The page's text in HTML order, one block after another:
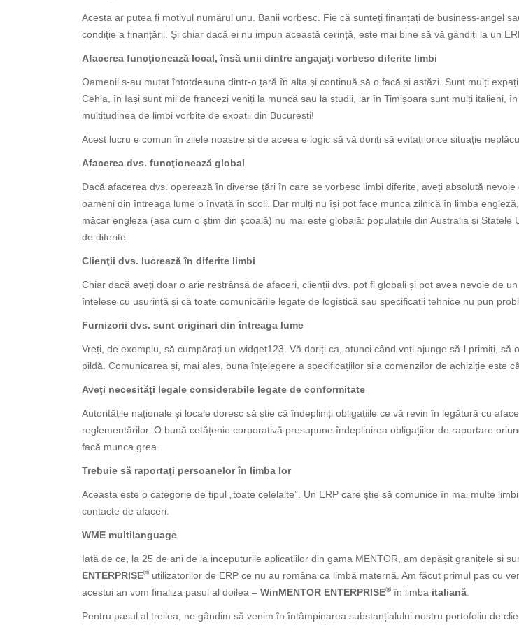
Acesta ar putea fi motivul numărul unu. Banii vorbesc. Fie că sunteți finanțați de business-angel
condiție a finanțării. Și chiar dacă ei nu impun această cerință, este mai bine să vă gândiți la un
Afacerea funcţionează local, însă unii dintre angajaţi vorbesc diferite limbi
Oamenii s-au mutat întotdeauna dintr-o țară în alta și continuă să o facă și astăzi. Sunt mulți
Cehia, în Iași sunt mii de francezi veniți la muncă sau la studii, iar în Timișoara sunt mulți italieni,
multitudinea de limbi vorbite de expații din București!
Acest lucru e comun în zilele noastre și de aceea e logic să vă doriți să evitați orice situație
Afacerea dvs. funcţionează global
Dacă afacerea dvs. operează în diverse țări în care se vorbesc limbi diferite, aveți absolută
oameni din întreaga lume o învață în școli. Dar mulți nu își pot face munca zilnică în limba
măcar engleza (așa cum o știm din școală) nu mai este globală: populațiile din Australia și
de diferite.
Clienţii dvs. lucrează în diferite limbi
Chiar dacă aveți doar o arie restrânsă de afaceri, clienții dvs. pot fi globali și pot avea nevoie de
înțelese cu ușurință și că toate comunicările legate de logistică sau specificații tehnice nu pun
Furnizorii dvs. sunt originari din întreaga lume
Vreți, de exemplu, să cumpărați un widget123. Vă doriți ca, atunci când veți ajunge să-l primiți,
pildă. Comunicarea și, mai ales, buna înțelegere a specificațiilor și a comenzilor de achiziție este
Aveţi necesităţi legale considerabile legate de conformitate
Autoritățile naționale și locale doresc să știe că îndepliniți obligațiile ce vă revin în legătură cu
reglementărilor. O bună cetățenie corporativă presupune îndeplinirea obligațiilor de raportare
facă munca grea.
Trebuie să raportaţi persoanelor în limba lor
Aceasta este o categorie de tipul „toate celelalte”. Un ERP care știe să comunice în mai multe
contacte de afaceri.
WME multilanguage
Iată de ce, la 25 de ani de la inceputurile aplicațiilor din gama MENTOR, am depășit granițele și
ENTERPRISE® utilizatorilor de ERP ce nu au româna ca limbă maternă. Am făcut primul pas cu
acestui an vom finaliza pasul al doilea – WinMENTOR ENTERPRISE® în limba italiană
Pentru pasul al treilea, ne gândim să venim în întâmpinarea substanțialului nostru portofoliu de